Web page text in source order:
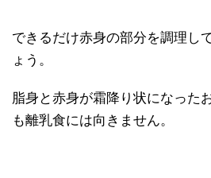
できるだけ赤身の部分を調理し
ょう。
脂身と赤身が霜降り状になった
も離乳食には向きません。